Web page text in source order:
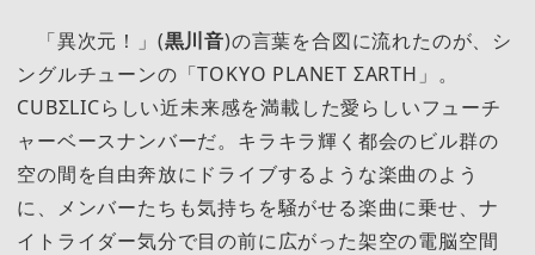
「異次元！」(黒川音)の言葉を合図に流れたのが、シ
ングルチューンの「TOKYO PLANET ΣARTH」。
CUBΣLICらしい近未来感を満載した愛らしいフューチ
ャーベースナンバーだ。キラキラ輝く都会のビル群の
空の間を自由奔放にドライブするような楽曲のよう
に、メンバーたちも気持ちを騒がせる楽曲に乗せ、ナ
イトライダー気分で目の前に広がった架空の電脳空間